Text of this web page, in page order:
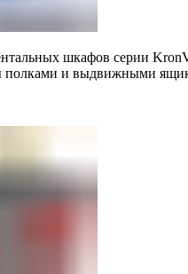
шкафов серии
и выдвижными